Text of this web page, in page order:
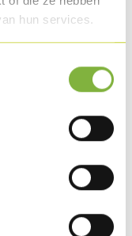
hun services.